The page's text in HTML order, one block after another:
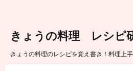
きょうの料理 レシピ
きょうの料理のレシピを覚え書き！料理上